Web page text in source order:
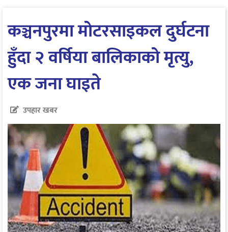
कञ्चनपुरमा मोटरसाइकल दुर्घटना
हुँदा २ वर्षिया बालिकाको मृत्यु,
एक जना घाइते
उपहार खबर